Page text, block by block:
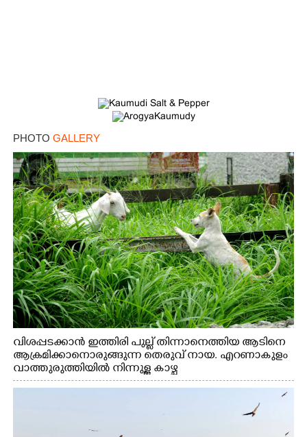
PHOTO GALLERY
വിശപ്പടക്കാൻ ഇത്തിരി പുല്ല് തിന്നാനെത്തിയ ആടിനെ
ആക്രമിക്കാനൊരുങ്ങുന്ന തെരുവ് നായ. എറണാകുളം
വാത്തുരുത്തിയിൽ നിന്നുള്ള കാഴ്ച